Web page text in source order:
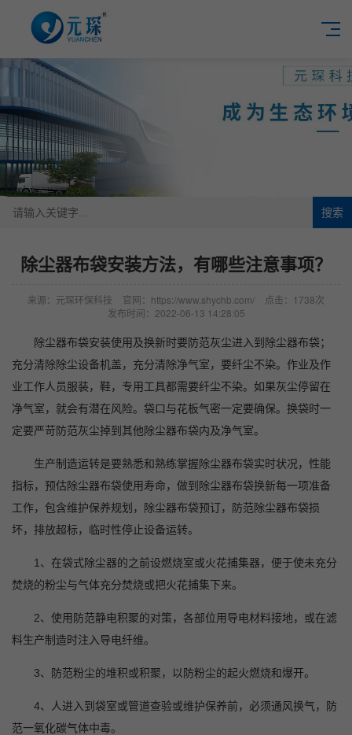
搜索
除尘器布袋安装方法，有哪些注意事项？
来源：元琛环保科技 官网：https://www.shychb.com/
点击：1738次
发布时间：2022-06-13 14:28:05
除尘器布袋安装使用及换新时要防范灰尘进入到除尘器布袋；
充分清除除尘设备机盖，充分清除净气室，要纤尘不染。作业及作
业工作人员服装，鞋，专用工具都需要纤尘不染。如果灰尘停留在
净气室，就会有潜在风险。袋口与花板气密一定要确保。换袋时一
定要严苛防范灰尘掉到其他除尘器布袋内及净气室。
生产制造运转是要熟悉和熟练掌握除尘器布袋实时状况，性能
指标，预估除尘器布袋使用寿命，做到除尘器布袋换新每一项准备
工作，包含维护保养规划，除尘器布袋预订，防范除尘器布袋损
坏，排放超标，临时性停止设备运转。
1、在袋式除尘器的之前设燃烧室或火花捕集器，便于使未充分
焚烧的粉尘与气体充分焚烧或把火花捕集下来。
2、使用防范静电积聚的对策，各部位用导电材料接地，或在滤
料生产制造时注入导电纤维。
3、防范粉尘的堆积或积聚，以防粉尘的起火燃烧和爆开。
4、人进入到袋室或管道查验或维护保养前，必须通风换气，防
范一氧化碳气体中毒。